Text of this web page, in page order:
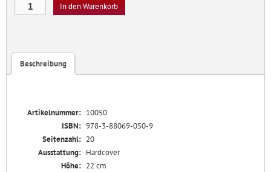
Hirtenbüblein,
In den Warenkorb
Beschreibung
Artikelnummer: 10050
ISBN: 978-3-88069-050-9
Seitenzahl: 20
Ausstattung: Hardcover
Höhe: 22 cm